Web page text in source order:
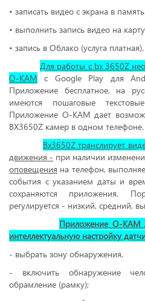
• записать видео с экрана в
• выполнить запись видео на
• запись в Облако (услуга платная).
Для работы с bx 3650Z
O-KAM с Google Play для
Приложение бесплатное, на
имеются пошаговые
Приложение O-KAM дает
BX3650Z камер в одном телефоне.
Bx3650Z транслирует
движения - при наличии
оповещения на телефон,
события с указанием даты и
сохраняются приложения.
регулируется - низкий, средний,
Приложение O-KAM
интеллектуальную настройку
- выбрать зону обнаружения,
- включить обнаружение
обрамление (рамку);